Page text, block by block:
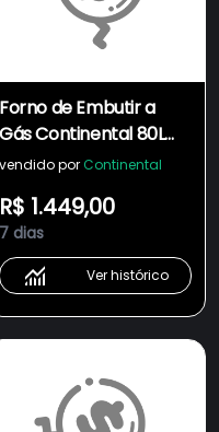
Forno de Embutir a
Gás Continental 80L
com TOPLimpaFácil
vendido por Continental
R$ 1.449,00
7 dias
Ver histórico